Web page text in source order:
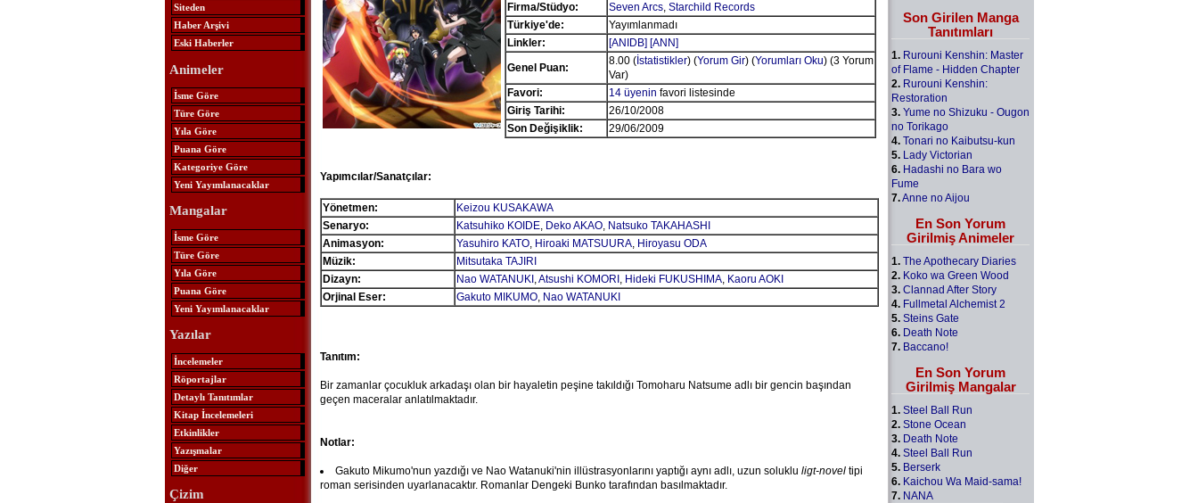
Siteden
Haber Arşivi
Eski Haberler
Animeler
İsme Göre
Türe Göre
Yıla Göre
Puana Göre
Kategoriye Göre
Yeni Yayımlanacaklar
Mangalar
İsme Göre
Türe Göre
Yıla Göre
Puana Göre
Yeni Yayımlanacaklar
Yazılar
İncelemeler
Röportajlar
Detaylı Tanıtımlar
Kitap İncelemeleri
Etkinlikler
Yazışmalar
Diğer
Çizim
Firma/Stüdyo:
Seven Arcs, Starchild Records
Türkiye'de:
Yayımlanmadı
Linkler:
[ANIDB] [ANN]
Genel Puan:
8.00 (İstatistikler) (Yorum Gir) (Yorumları Oku) (3 Yorum
Var)
Favori:
14 üyenin favori listesinde
Giriş Tarihi:
26/10/2008
Son Değişiklik:
29/06/2009
Yapımcılar/Sanatçılar:
Yönetmen:
Keizou KUSAKAWA
Senaryo:
Katsuhiko KOIDE, Deko AKAO, Natsuko TAKAHASHI
Animasyon:
Yasuhiro KATO, Hiroaki MATSUURA, Hiroyasu ODA
Müzik:
Mitsutaka TAJIRI
Dizayn:
Nao WATANUKI ,Atsushi KOMORI , Hideki FUKUSHIMA, Kaoru AOKI
Orjinal Eser:
Gakuto MIKUMO, Nao WATANUKI
Tanıtım:
Bir zamanlar çocukluk arkadaşı olan bir hayaletin peşine takıldığı Tomoharu Natsume adlı bir gencin başından
geçen maceralar anlatılmaktadır.
Notlar:
Gakuto Mikumo'nun yazdığı ve Nao Watanuki'nin illüstrasyonlarını yaptığı aynı adlı, uzun soluklu ligt-noveltipi
roman serisinden uyarlanacaktır. Romanlar Dengeki Bunko tarafından basılmaktadır.
Son Girilen Manga
Tanıtımları
1. Rurouni Kenshin: Master
of Flame - Hidden Chapter
2. Rurouni Kenshin:
Restoration
3. Yume no Shizuku - Ougon
no Torikago
4. Tonari no Kaibutsu-kun
5. Lady Victorian
6. Hadashi no Bara wo
Fume
7.Anne no Aijou
En Son Yorum
Girilmiş Animeler
1. The Apothecary Diaries
2. Koko wa Green Wood
3. Clannad After Story
4. Fullmetal Alchemist 2
5. Steins Gate
6. Death Note
7. Baccano!
En Son Yorum
Girilmiş Mangalar
1. Steel Ball Run
2. Stone Ocean
3. Death Note
4. Steel Ball Run
5. Berserk
6. Kaichou Wa Maid-sama!
7. NANA